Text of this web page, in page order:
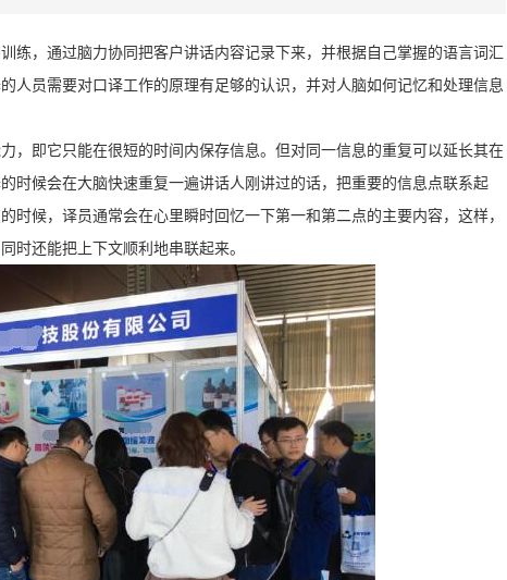
练，通过脑力协同把客户讲话内容记录下来，并根据自己掌握的语言词汇
人员需要对口译工作的原理有足够的认识，并对人脑如何记忆和处理信息
，即它只能在很短的时间内保存信息。但对同一信息的重复可以延长其在
时候会在大脑快速重复一遍讲话人刚讲过的话，把重要的信息点联系起
时候，译员通常会在心里瞬时回忆一下第一和第二点的主要内容，这样，
时还能把上下文顺利地串联起来。